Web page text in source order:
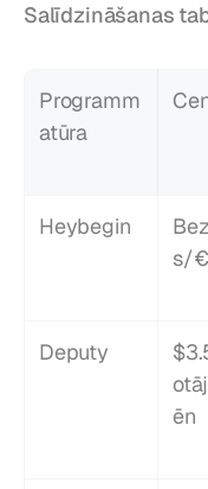
Salīdzināšanas
Programm
atūra
Heybegin
s/
Deputy
ēn